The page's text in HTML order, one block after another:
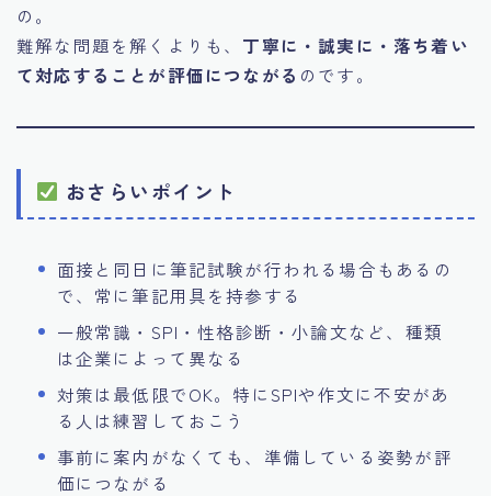
の。
難解な問題を解くよりも、 丁寧に・誠実に・落ち着い
て対応することが評価につながる のです。
おさらいポイント
面接と同日に筆記試験が行われる場合もあるの
で、常に筆記用具を持参する
一般常識・SPI・性格診断・小論文など、種類
は企業によって異なる
対策は最低限でOK。特にSPIや作文に不安があ
る人は練習しておこう
事前に案内がなくても、準備している姿勢が評
価につながる